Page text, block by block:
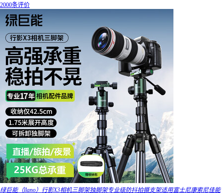
2000条评价
绿巨能（llano）行影X3相机三脚架独脚架专业级防抖拍摄支架适用富士尼康索尼佳能